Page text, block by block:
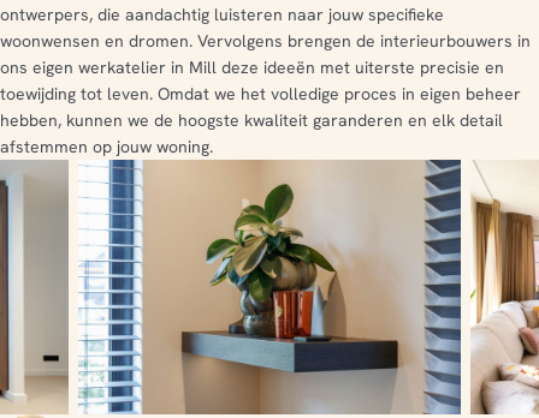
ontwerpers, die aandachtig luisteren naar jouw specifieke
woonwensen en dromen. Vervolgens brengen de interieurbouwers in
ons eigen werkatelier in Mill deze ideeën met uiterste precisie en
toewijding tot leven. Omdat we het volledige proces in eigen beheer
hebben, kunnen we de hoogste kwaliteit garanderen en elk detail
afstemmen op jouw woning.